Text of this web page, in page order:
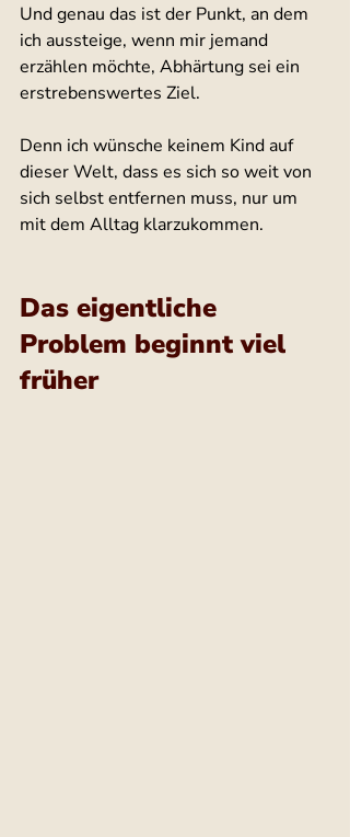
Und genau das ist der Punkt, an dem
ich aussteige, wenn mir jemand
erzählen möchte, Abhärtung sei ein
erstrebenswertes Ziel.
Denn ich wünsche keinem Kind auf
dieser Welt, dass es sich so weit von
sich selbst entfernen muss, nur um
mit dem Alltag klarzukommen.
Das eigentliche
Problem beginnt viel
früher